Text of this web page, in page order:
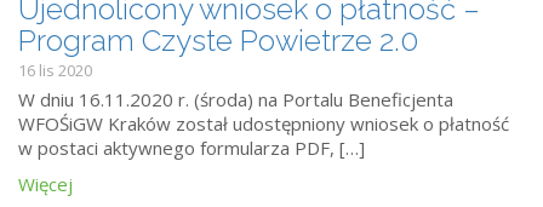
Ujednolicony wniosek o płatność –
Program Czyste Powietrze 2.0
16 lis 2020
W dniu 16.11.2020 r. (środa) na Portalu Beneficjenta
WFOŚiGW Kraków został udostępniony wniosek o płatność
w postaci aktywnego formularza PDF, […]
Więcej